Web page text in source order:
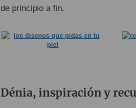
de principio a fin.
Dénia, inspiración y